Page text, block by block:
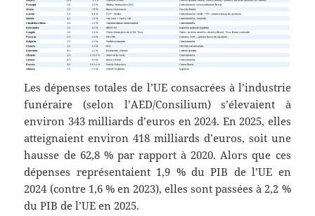
Les dépenses totales de l’UE consacrées à l’industrie
funéraire (selon l’AED/Consilium) s’élevaient à
environ 343 milliards d’euros en 2024. En 2025, elles
atteignaient environ 418 milliards d’euros, soit une
hausse de 62,8 % par rapport à 2020. Alors que ces
dépenses représentaient 1,9 % du PIB de l’UE en
2024 (contre 1,6 % en 2023), elles sont passées à 2,2 %
du PIB de l’UE en 2025.